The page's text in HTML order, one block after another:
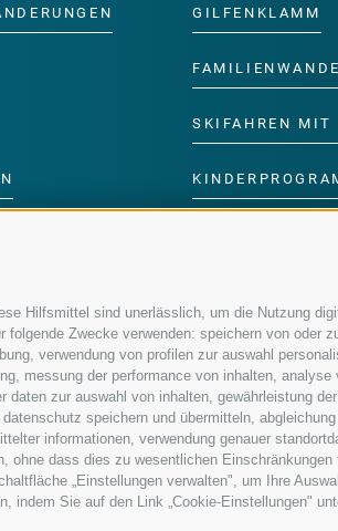
Hilfsmittel sind unerlässlich, um die Nutzung
Zwecke verwenden: speichern von oder
verwendung von profilen zur auswahl
messung der performance von inhalten,
zur auswahl von inhalten, gewährleistung
speichern und übermitteln,
informationen, verwendung genauer
dass dies zu wesentlichen
„Einstellungen verwalten", um Ihre
Sie auf den Link „Cookie-Einstellungen"
GILFENKLAMM
SKIFAHREN MIT